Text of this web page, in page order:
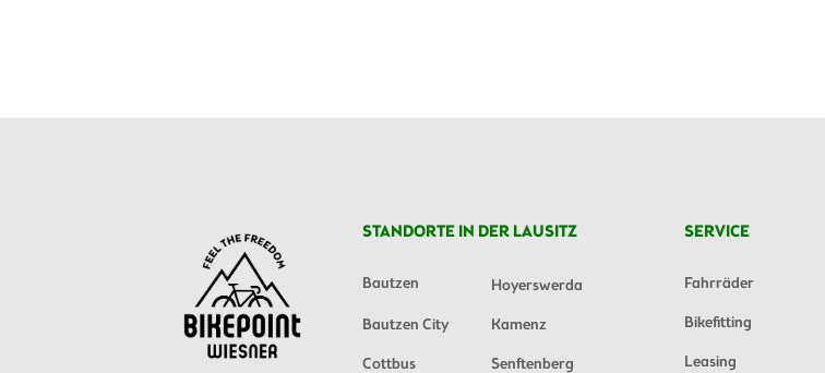
STANDORTE IN DER LAUSITZ
Bautzen
Hoyerswerda
Bautzen City
Kamenz
Cottbus
Senftenberg
SERVICE
Fahrräder
Bikefitting
Leasing